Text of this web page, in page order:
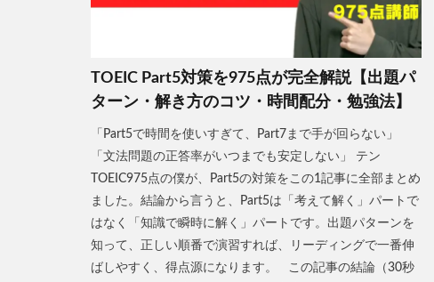
TOEIC Part5対策を975点が完全解説【出題パ
ターン・解き方のコツ・時間配分・勉強法】
「Part5で時間を使いすぎて、Part7まで手が回らない」
「文法問題の正答率がいつまでも安定しない」 テン
TOEIC975点の僕が、Part5の対策をこの1記事に全部まとめ
ました。結論から言うと、Part5は「考えて解く」パートで
はなく「知識で瞬時に解く」パートです。出題パターンを
知って、正しい順番で演習すれば、リーディングで一番伸
ばしやすく、得点源になります。 この記事の結論（30秒